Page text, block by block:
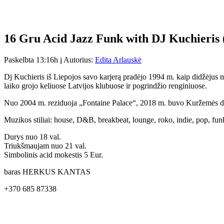
16 Gru Acid Jazz Funk with DJ Kuchieris
Paskelbta 13:16h į Autorius: Edita Arlauskė
Dj Kuchieris iš Liepojos savo karjerą pradėjo 1994 m. kaip
laiko grojo keliuose Latvijos klubuose ir pogrindžio renginiuose.
Nuo 2004 m. reziduoja „Fontaine Palace“, 2018 m. buvo
Muzikos stiliai: house, D&B, breakbeat, lounge, roko, indie, pop,
Durys nuo 18 val.
Triukšmaujam nuo 21 val.
Simbolinis acid mokestis 5 Eur.
baras HERKUS KANTAS
+370 685 87338